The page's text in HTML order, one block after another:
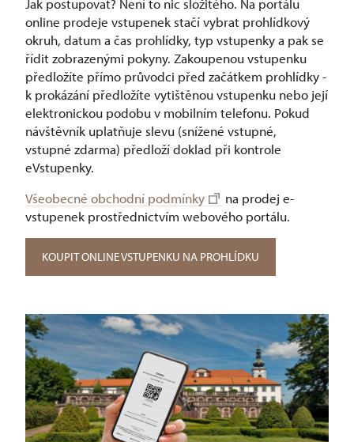
Jak postupovat? Není to nic složitého. Na portálu
online prodeje vstupenek stačí vybrat prohlídkový
okruh, datum a čas prohlídky, typ vstupenky a pak se
řídit zobrazenými pokyny. Zakoupenou vstupenku
předložíte přímo průvodci před začátkem prohlídky -
k prokázání předložíte vytištěnou vstupenku nebo její
elektronickou podobu v mobilním telefonu. Pokud
návštěvník uplatňuje slevu (snížené vstupné,
vstupné zdarma) předloží doklad při kontrole
eVstupenky.
Všeobecné obchodní podmínky
na prodej e-
vstupenek prostřednictvím webového portálu.
KOUPIT ONLINE VSTUPENKU NA PROHLÍDKU